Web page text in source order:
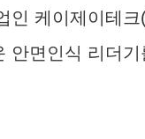
인 케이제이테
안면인식 리더